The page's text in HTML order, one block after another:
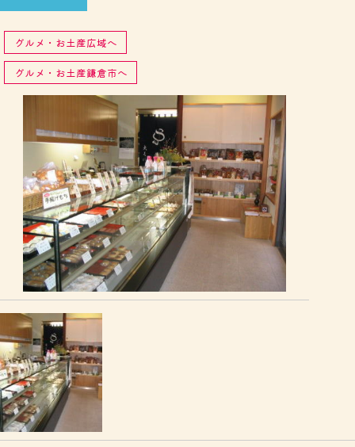
グルメ・お土産広域へ
グルメ・お土産鎌倉市へ